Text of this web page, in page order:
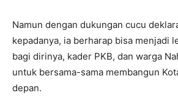
Namun dengan dukungan cucu
kepadanya, ia berharap bisa menjadi
bagi dirinya, kader PKB, dan warga
untuk bersama-sama membangun
depan.